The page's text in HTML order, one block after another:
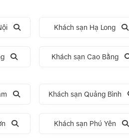
Khách sạn Hạ Long
Khách sạn Cao Bằng
Khách sạn Quảng Bình
Khách sạn Phú Yên